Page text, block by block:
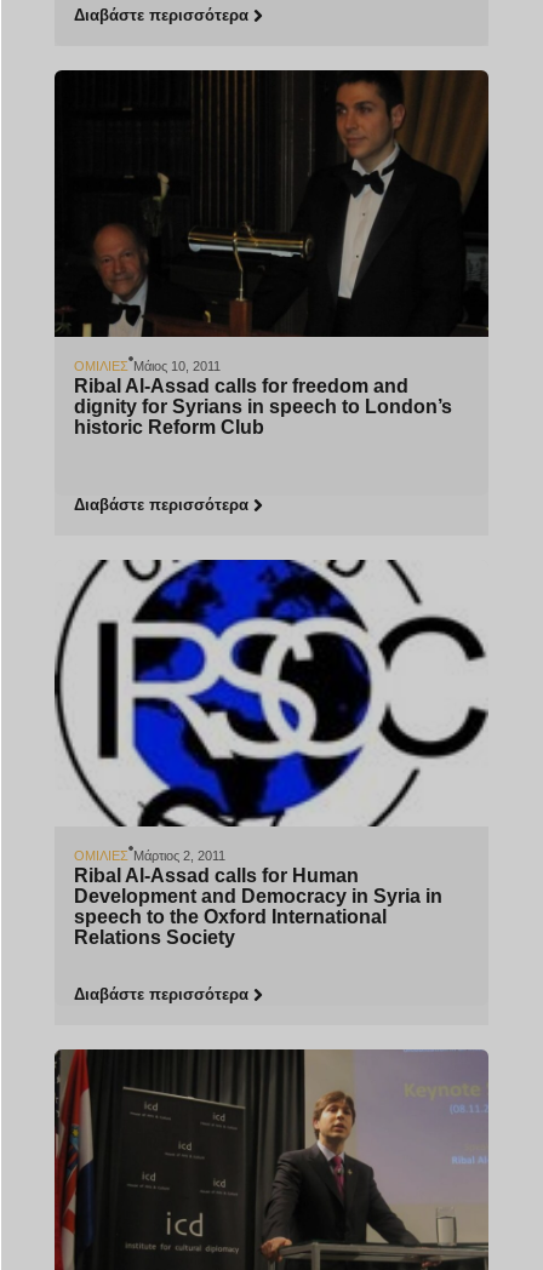
Διαβάστε περισσότερα
ΟΜΙΛΊΕΣ Μάιος 10, 2011
Ribal Al-Assad calls for freedom and
dignity for Syrians in speech to London’s
historic Reform Club
Διαβάστε περισσότερα
ΟΜΙΛΊΕΣ Μάρτιος 2, 2011
Ribal Al-Assad calls for Human
Development and Democracy in Syria in
speech to the Oxford International
Relations Society
Διαβάστε περισσότερα